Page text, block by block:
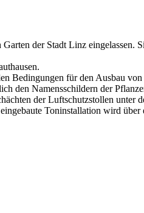
der Stadt Linz
Bedingungen für den Ausbau
den Namensschildern der
der Luftschutzstollen unter
Toninstallation wird